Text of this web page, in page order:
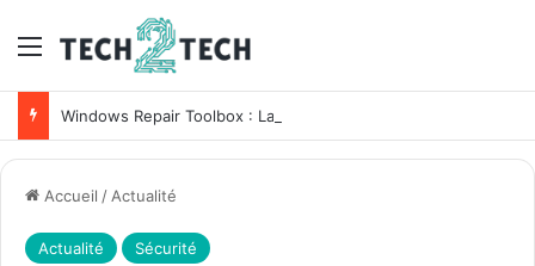
Menu
Accueil /Actualité
Actualité Sécurité